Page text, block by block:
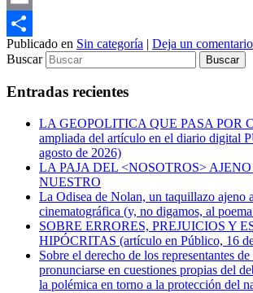
Email
Compartir
Publicado en Sin categoría | Deja un comentario
Buscar
Entradas recientes
LA GEOPOLITICA QUE PASA POR
ampliada del artículo en el diario digital
agosto de 2026)
LA PAJA DEL <NOSOTROS>
NUESTRO
La Odisea de Nolan, un taquillazo ajeno
cinematográfica (y, no digamos, al
SOBRE ERRORES, PREJUICIOS Y
HIPÓCRITAS (artículo en Público, 16
Sobre el derecho de los representantes
pronunciarse en cuestiones propias del
la polémica en torno a la protección del